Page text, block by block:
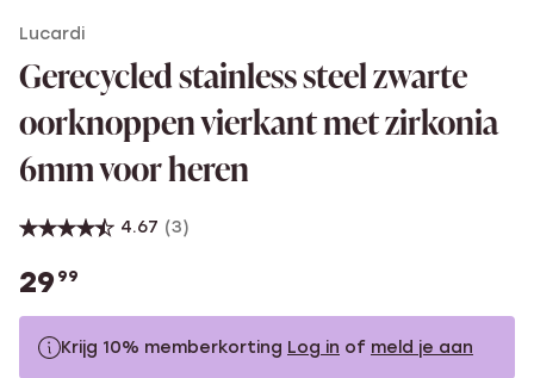
Lucardi
Gerecycled stainless steel zwarte
oorknoppen vierkant met zirkonia
6mm voor heren
4.67 (3)
29 99
Krijg 10% memberkorting Log in of meld je aan